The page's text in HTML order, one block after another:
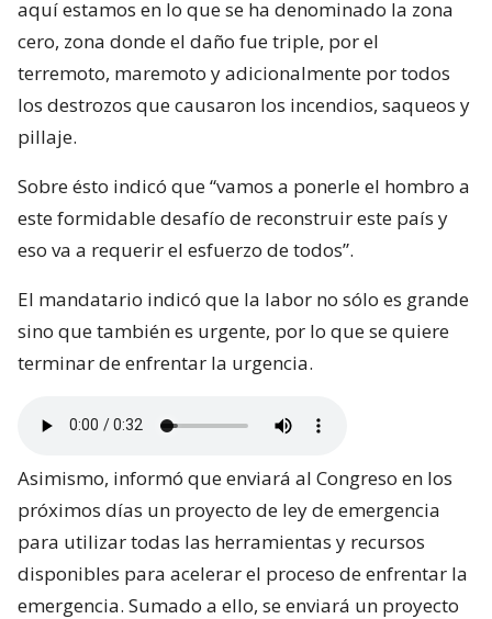
aquí estamos en lo que se ha denominado la zona
cero, zona donde el daño fue triple, por el
terremoto, maremoto y adicionalmente por todos
los destrozos que causaron los incendios, saqueos y
pillaje.
Sobre ésto indicó que “vamos a ponerle el hombro a
este formidable desafío de reconstruir este país y
eso va a requerir el esfuerzo de todos”.
El mandatario indicó que la labor no sólo es grande
sino que también es urgente, por lo que se quiere
terminar de enfrentar la urgencia.
Asimismo, informó que enviará al Congreso en los
próximos días un proyecto de ley de emergencia
para utilizar todas las herramientas y recursos
disponibles para acelerar el proceso de enfrentar la
emergencia. Sumado a ello, se enviará un proyecto